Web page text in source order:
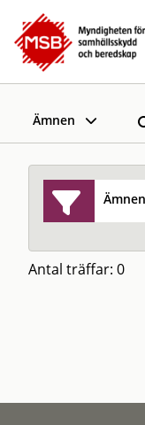
Ämnen
Antal träffar: 0